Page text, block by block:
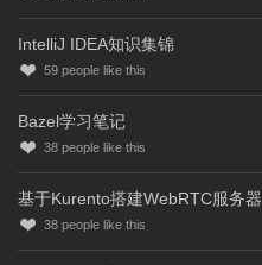
IntelliJ IDEA知识集锦
59 people like this
Bazel学习笔记
38 people like this
基于Kurento搭建WebRTC服务器
38 people like this